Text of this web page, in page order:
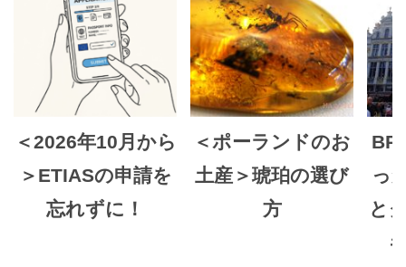
＜2026年10月から
＞ETIASの申請を
忘れずに！
＜ポーランドのお
土産＞琥珀の選び
方
っ
と